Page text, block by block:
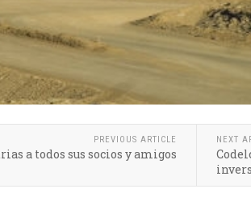
PREVIOUS ARTICLE
a todos sus socios y amigos
NEXT